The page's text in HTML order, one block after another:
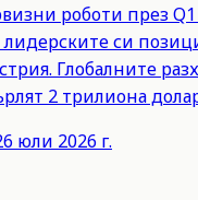
роботи през Q1
си
Глобалните
2 трилиона
юли 2026 г.